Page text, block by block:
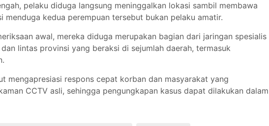
pelaku diduga langsung meninggalkan lokasi sambil membawa
menduga kedua perempuan tersebut bukan pelaku amatir.
awal, mereka diduga merupakan bagian dari jaringan spesialis
lintas provinsi yang beraksi di sejumlah daerah, termasuk
mengapresiasi respons cepat korban dan masyarakat yang
CCTV asli, sehingga pengungkapan kasus dapat dilakukan dalam